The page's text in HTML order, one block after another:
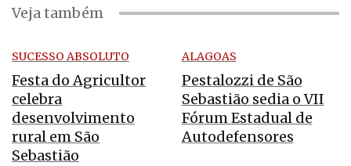
Veja também
SUCESSO ABSOLUTO
Festa do Agricultor
celebra
desenvolvimento
rural em São
Sebastião
ALAGOAS
Pestalozzi de São
Sebastião sedia o VII
Fórum Estadual de
Autodefensores